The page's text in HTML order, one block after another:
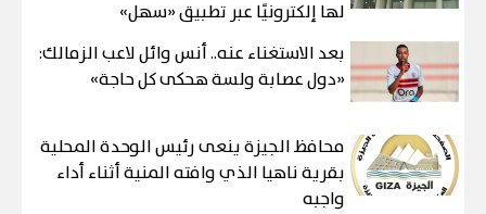
لها إلكترونيًا عبر تطبيق «سهل»
بعد الاستغناء عنه.. أنس وائل لاعب الزمالك:
«دول عصابة ولسة هحكى كل حاجة»
محافظ الجيزة ينعى رئيس الوحدة المحلية
بقرية ناهيا الذي وافته المنية أثناء أداء
واجبه